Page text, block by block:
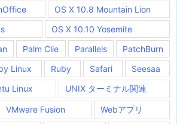
OS X 10.8 Mountain Lion
OS X 10.10 Yosemite
Palm Clie Parallels
PatchBurn
Linux Ruby Safari
Seesaa
Linux UNIX ターミナル関連
VMware Fusion Webアプリ